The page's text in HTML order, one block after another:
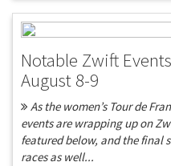
Notable Zwift
August 8-9
As the women’s Tour de
events are wrapping up on
featured below, and the final
races as well...